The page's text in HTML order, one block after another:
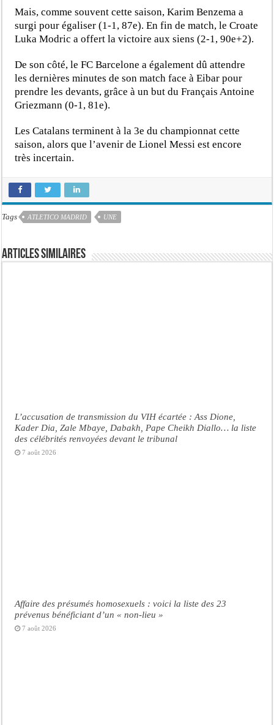
Mais, comme souvent cette saison, Karim Benzema a
surgi pour égaliser (1-1, 87e). En fin de match, le Croate
Luka Modric a offert la victoire aux siens (2-1, 90e+2).
De son côté, le FC Barcelone a également dû attendre
les dernières minutes de son match face à Eibar pour
prendre les devants, grâce à un but du Français Antoine
Griezmann (0-1, 81e).
Les Catalans terminent à la 3e du championnat cette
saison, alors que l’avenir de Lionel Messi est encore
très incertain.
Tags ATLETICO MADRID UNE
Articles similaires
L’accusation de transmission du VIH écartée : Ass Dione,
Kader Dia, Zale Mbaye, Dabakh, Pape Cheikh Diallo… la liste
des célébrités renvoyées devant le tribunal
7 août 2026
Affaire des présumés homosexuels : voici la liste des 23
prévenus bénéficiant d’un « non-lieu »
7 août 2026